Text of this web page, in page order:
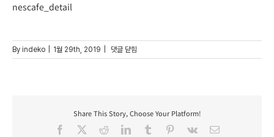
nescafe_detail
By indeko 1월 29th, 2019 nescafe_detail
댓글 닫힘
Share This Story, Choose Your Platform!
Facebook
RedditLinkedInTumblr Pinterest
Vk Email